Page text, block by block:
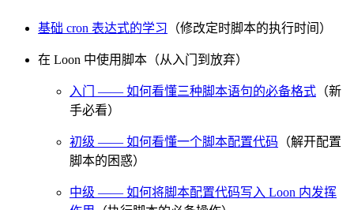
基础 cron 表达式的学习 （修改定时脚本的执行时间）
在 Loon 中使用脚本（从入门到放弃）
入门 —— 如何看懂三种脚本语句的必备格式 （新
手必看）
初级 —— 如何看懂一个脚本配置代码 （解开配置
脚本的困惑）
中级 —— 如何将脚本配置代码写入 Loon 内发挥